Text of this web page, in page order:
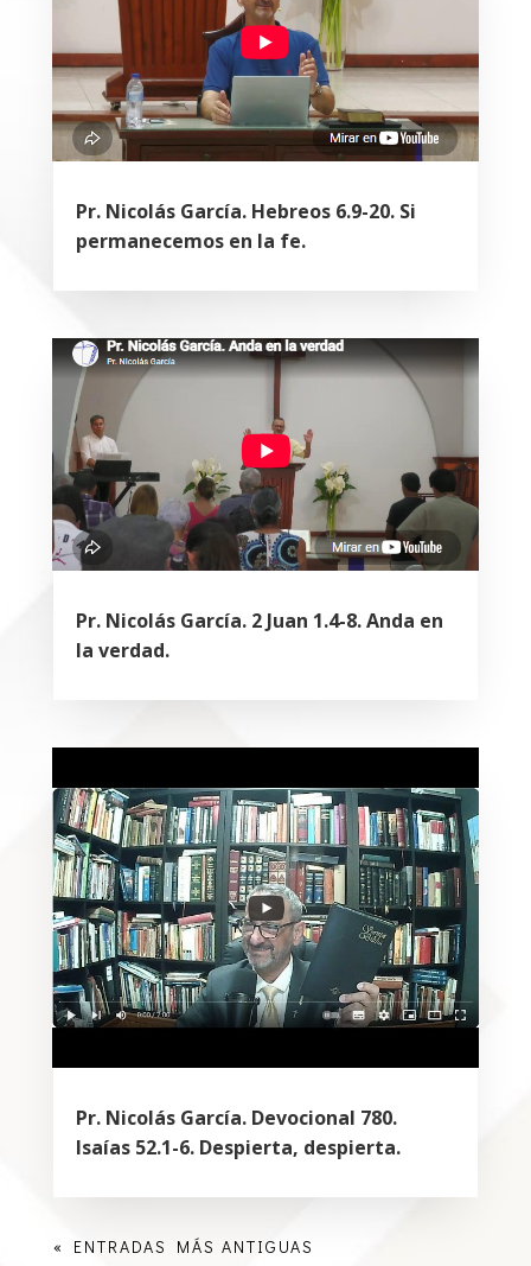
Pr. Nicolás García. Hebreos 6.9-20. Si
permanecemos en la fe.
Pr. Nicolás García. 2 Juan 1.4-8. Anda en
la verdad.
Pr. Nicolás García. Devocional 780.
Isaías 52.1-6. Despierta, despierta.
« ENTRADAS MÁS ANTIGUAS